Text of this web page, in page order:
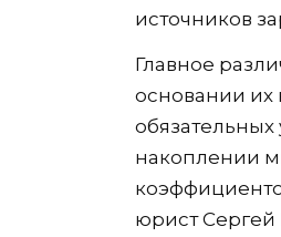
источников
Главное
основании их
накоплении
юрист Сергей